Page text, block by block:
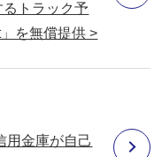
トラック予
を無償提供 >
用金庫が自己